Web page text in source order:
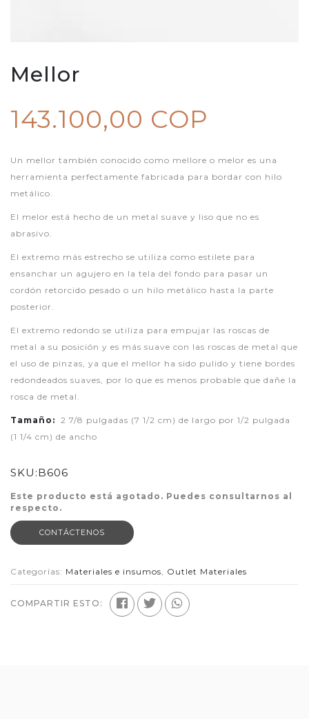
Mellor
143.100,00 COP
Un mellor también conocido como mellore o melor es una
herramienta perfectamente fabricada para bordar con hilo
metálico.
El melor está hecho de un metal suave y liso que no es
abrasivo.
El extremo más estrecho se utiliza como estilete para
ensanchar un agujero en la tela del fondo para pasar un
cordón retorcido pesado o un hilo metálico hasta la parte
posterior.
El extremo redondo se utiliza para empujar las roscas de
metal a su posición y es más suave con las roscas de metal que
el uso de pinzas, ya que el mellor ha sido pulido y tiene bordes
redondeados suaves, por lo que es menos probable que dañe la
rosca de metal.
Tamaño: 2 7/8 pulgadas (7 1/2 cm) de largo por 1/2 pulgada
(1 1/4 cm) de ancho
SKU:B606
Este producto está agotado. Puedes consultarnos al
respecto.
CONTÁCTENOS
Categorías: Materiales e insumos, Outlet Materiales
COMPARTIR ESTO: